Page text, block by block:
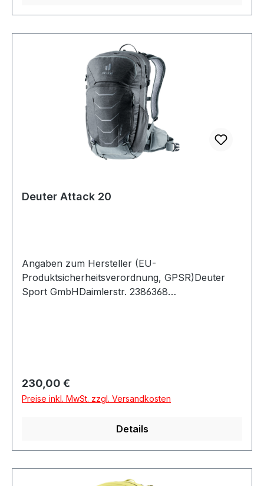
Deuter Attack 20
Angaben zum Hersteller (EU-
Produktsicherheitsverordnung, GPSR)Deuter
Sport GmbHDaimlerstr. 2386368
Regulärer Preis:
230,00 €
Preise inkl. MwSt. zzgl. Versandkosten
Details